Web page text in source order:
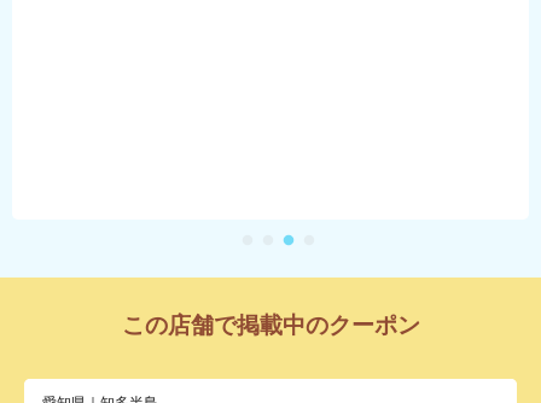
この店舗で掲載中のクーポン